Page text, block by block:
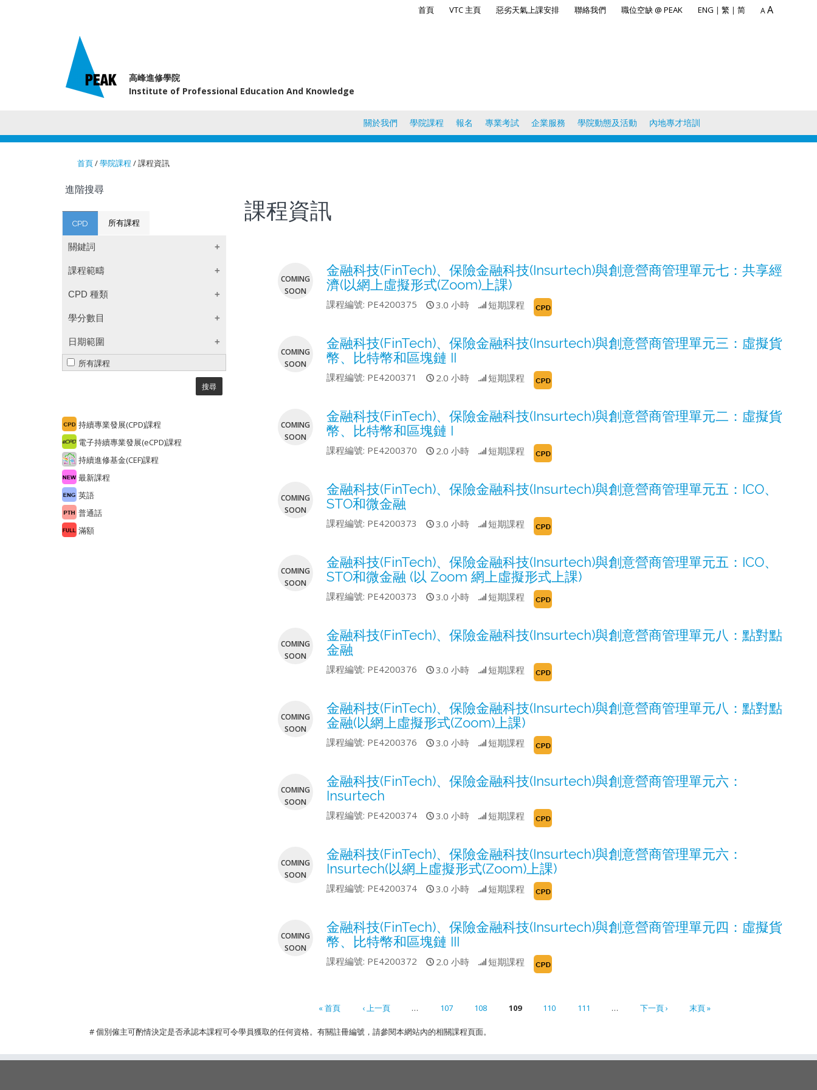
首頁 VTC 主頁 惡劣天氣上課安排 聯絡我們 職位空缺 @ PEAK ENG | 繁 | 简 AA
高峰進修學院
Institute of Professional Education And Knowledge
關於我們 學院課程 報名 專業考試 企業服務 學院動態及活動 內地專才培訓
You are here
首頁/學院課程 / 課程資訊
進階搜尋
CPD 所有課程
關鍵詞
課程範疇
營銷及業務發展
產品知識
監管和法律
CPD 種類
保監局學分
積金局核心學分
積金局非核心學分
學分數目
1
5
6 7 10
日期範圍
由 所有課程
持續專業發展(CPD)課程
電子持續專業發展(eCPD)課程
持續進修基金(CEF)課程
最新課程
英語
普通話
滿額
課程資訊
COMING
SOON
金融科技(FinTech)、保險金融科技(Insurtech)與創意營商管理單元七：共享經
濟(以網上虛擬形式(Zoom)上課)
課程編號: PE4200375 3.0 小時 短期課程
COMING
SOON
金融科技(FinTech)、保險金融科技(Insurtech)與創意營商管理單元三：虛擬貨
幣、比特幣和區塊鏈 II
課程編號: PE4200371 2.0 小時 短期課程
COMING
SOON
金融科技(FinTech)、保險金融科技(Insurtech)與創意營商管理單元二：虛擬貨
幣、比特幣和區塊鏈 I
課程編號: PE4200370 2.0 小時 短期課程
COMING
SOON
金融科技(FinTech)、保險金融科技(Insurtech)與創意營商管理單元五：ICO、
STO和微金融
課程編號: PE4200373 3.0 小時 短期課程
COMING
SOON
金融科技(FinTech)、保險金融科技(Insurtech)與創意營商管理單元五：ICO、
STO和微金融 (以 Zoom 網上虛擬形式上課)
課程編號: PE4200373 3.0 小時 短期課程
COMING
SOON
金融科技(FinTech)、保險金融科技(Insurtech)與創意營商管理單元八：點對點
金融
課程編號: PE4200376 3.0 小時 短期課程
COMING
SOON
金融科技(FinTech)、保險金融科技(Insurtech)與創意營商管理單元八：點對點
金融(以網上虛擬形式(Zoom)上課)
課程編號: PE4200376 3.0 小時 短期課程
COMING
SOON
金融科技(FinTech)、保險金融科技(Insurtech)與創意營商管理單元六：
Insurtech
課程編號: PE4200374 3.0 小時 短期課程
COMING
SOON
金融科技(FinTech)、保險金融科技(Insurtech)與創意營商管理單元六：
Insurtech(以網上虛擬形式(Zoom)上課)
課程編號: PE4200374 3.0 小時 短期課程
COMING
SOON
金融科技(FinTech)、保險金融科技(Insurtech)與創意營商管理單元四：虛擬貨
幣、比特幣和區塊鏈 III
課程編號: PE4200372 2.0 小時 短期課程
Pages
« 首頁 ‹ 上一頁 … 107 108 109 110 111 … 下一頁 › 末頁 »
# 個別僱主可酌情決定是否承認本課程可令學員獲取的任何資格。有關註冊編號，請參閱本網站內的相關課程頁面。